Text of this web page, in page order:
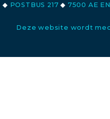
◆ POSTBUS 217◆ 7500 AE
Deze website wordt